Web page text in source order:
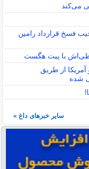
می‌کند
فسخ قرارداد رامین
با پیت هگست
از طریق
شده
سایر خبرهای داغ »